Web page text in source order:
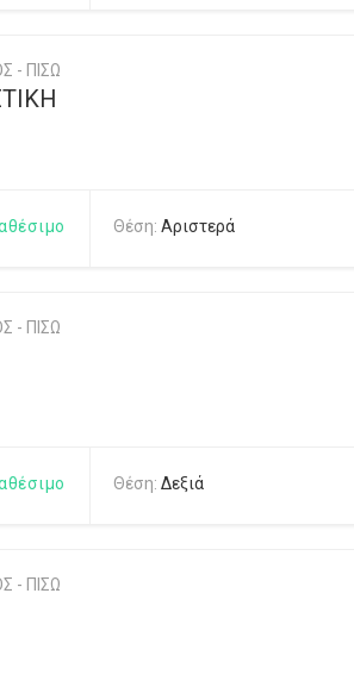
- ΠΙΣΩ
Θέση: Αριστερά
- ΠΙΣΩ
Θέση: Δεξιά
- ΠΙΣΩ